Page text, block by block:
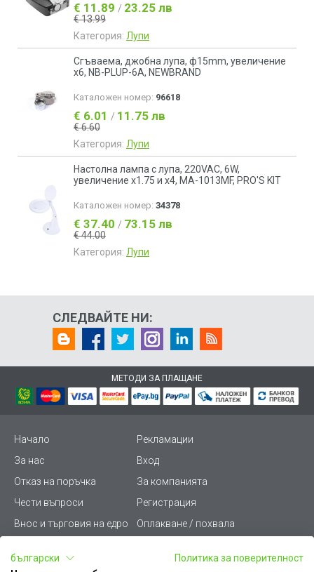
€ 11.89 / 23.25 лв
€ 13.99
Категория: Лупи
Сгъваема, джобна лупа, ф15mm, увеличение
x6, NB-PLUP-6A, NEWBRAND
Каталожен номер: 96618
€ 6.01 / 11.75 лв
€ 6.60
Категория: Лупи
Настолна лампа с лупа, 220VAC, 6W,
увеличение x1.75 и x4, MA-1013MF, PRO'S KIT
Каталожен номер: 34378
€ 37.40 / 73.15 лв
€ 44.00
Категория: Лупи
СЛЕДВАЙТЕ НИ:
МЕТОДИ ЗА ПЛАЩАНЕ
Начало
Рекламации
За нас
Вход
Отказ на поръчка
За компанията
Чести въпроси
Регистрация
Внос и търговия на едро
Оплакване / похвала
Условия за ползване
български
Политика за поверителност